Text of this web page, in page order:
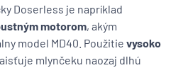
Doserless je napríklad
motorom, akým
model MD40. Použitie vysoko
mlynčeku naozaj dlhú